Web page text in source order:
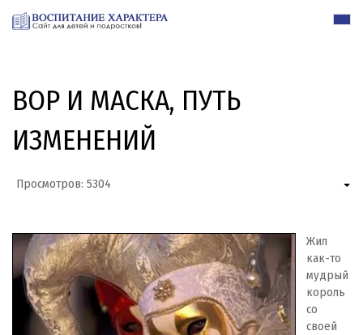
ВОР И МАСКА, ПУТЬ
ИЗМЕНЕНИЙ
Просмотров: 5304
Жил
как-то
мудрый
король
со
своей